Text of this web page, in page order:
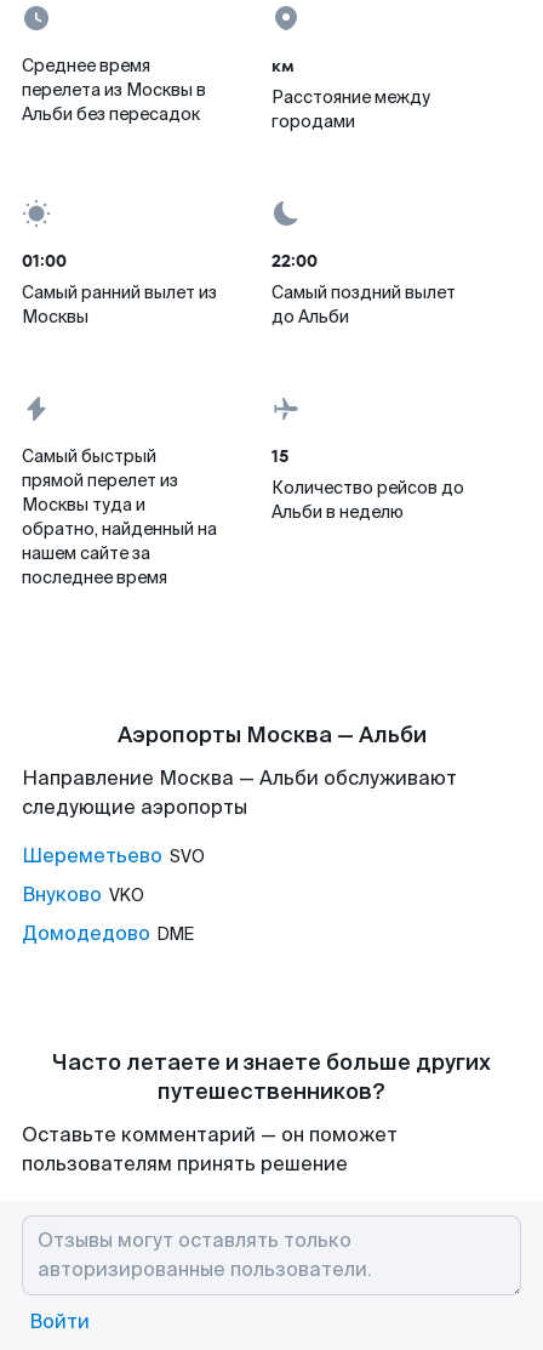
Среднее время
перелета из Москвы в
Альби без пересадок
км
Расстояние между
городами
01:00
Самый ранний вылет из
Москвы
22:00
Самый поздний вылет
до Альби
Самый быстрый
прямой перелет из
Москвы туда и
обратно, найденный на
нашем сайте за
последнее время
15
Количество рейсов до
Альби в неделю
Аэропорты Москва — Альби
Направление Москва — Альби обслуживают
следующие аэропорты
Шереметьево SVO
Внуково VKO
Домодедово DME
Часто летаете и знаете больше других
путешественников?
Оставьте комментарий — он поможет
пользователям принять решение
Войти